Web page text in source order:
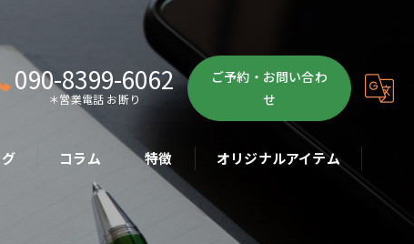
090-8399-6062
＊営業電話 お断り
ご予約・お問い合わ
せ
コラム 特徴
ボクササイズ
オリジナルアイテム